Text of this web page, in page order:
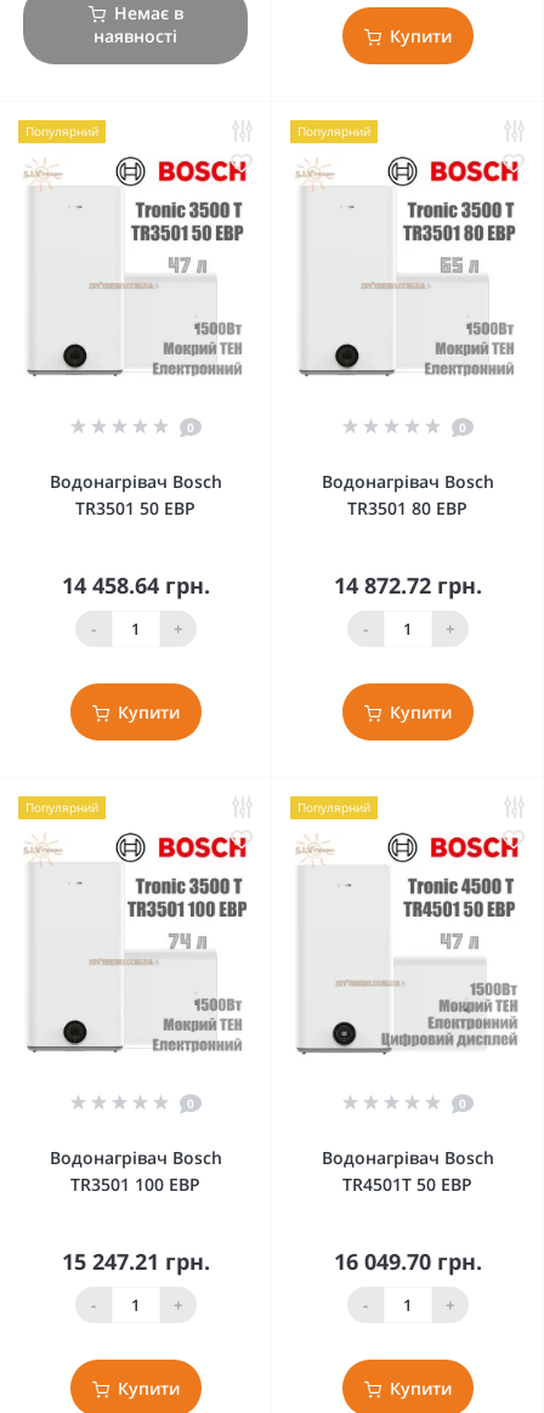
Немає в
наявності
Купити
Популярний
0
Водонагрівач Bosch
TR3501 50 EBP
14 458.64 грн.
- +
Купити
Популярний
0
Водонагрівач Bosch
TR3501 80 EBP
14 872.72 грн.
- +
Купити
Популярний
0
Водонагрівач Bosch
TR3501 100 EBP
15 247.21 грн.
- +
Купити
Популярний
0
Водонагрівач Bosch
TR4501T 50 EBP
16 049.70 грн.
- +
Купити